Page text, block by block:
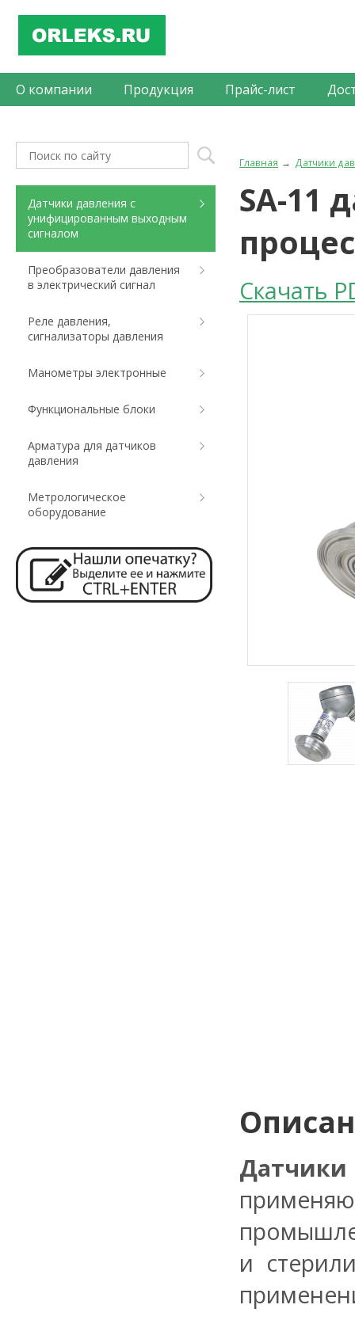
О компании Продукция Прайс-лист
Главная Датчики
SA-11
Скачать
и
Датчики давления с
унифицированным выходным
сигналом
Преобразователи давления
в электрический сигнал
Реле давления,
сигнализаторы давления
Манометры электронные
Функциональные блоки
Арматура для датчиков
давления
Метрологическое
оборудование